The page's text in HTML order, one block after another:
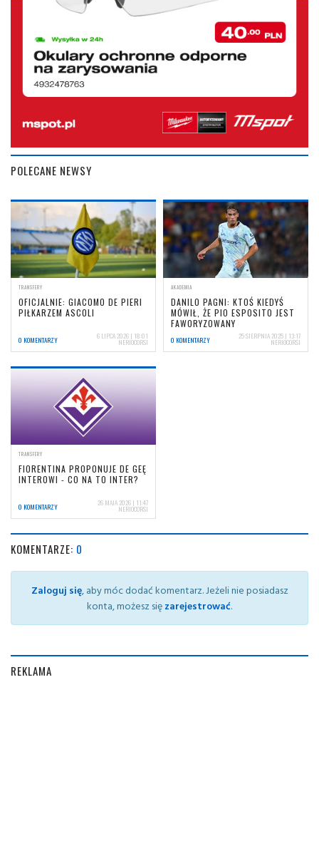
POLECANE NEWSY
TRANSFERY
OFICJALNIE: GIACOMO DE PIERI
PIŁKARZEM ASCOLI
0 KOMENTARZY 6 LIPCA 2026 | 18:01
NERIOCORSI
AKADEMIA
DANILO PAGNI: KTOŚ KIEDYŚ
MÓWIŁ, ŻE PIO ESPOSITO JEST
FAWORYZOWANY
0 KOMENTARZY 25 SIERPNIA 2025 | 13:17
NERIOCORSI
TRANSFERY
FIORENTINA PROPONUJE DE GEĘ
INTEROWI - CO NA TO INTER?
0 KOMENTARZY 26 MAJA 2026 | 11:47
NERIOCORSI
KOMENTARZE: 0
Zaloguj się, aby móc dodać komentarz. Jeżeli nie posiadasz
konta, możesz sięzarejestrować.
REKLAMA